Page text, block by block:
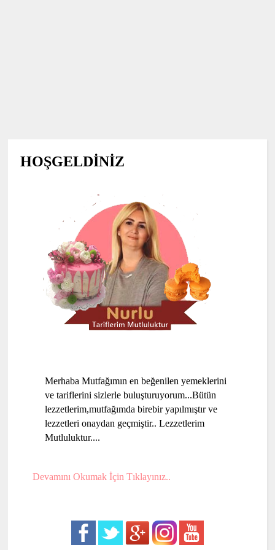
HOŞGELDİNİZ
Merhaba Mutfağımın en beğenilen yemeklerini
ve tariflerini sizlerle buluşturuyorum...Bütün
lezzetlerim,mutfağımda birebir yapılmıştır ve
lezzetleri onaydan geçmiştir.. Lezzetlerim
Mutluluktur....
Devamını Okumak İçin Tıklayınız..